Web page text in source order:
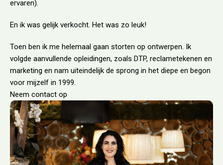
ervaren).
En ik was gelijk verkocht. Het was zo leuk!
Toen ben ik me helemaal gaan storten op ontwerpen. Ik
volgde aanvullende opleidingen, zoals DTP, reclametekenen en
marketing en nam uiteindelijk de sprong in het diepe en begon
voor mijzelf in 1999.
Neem contact op